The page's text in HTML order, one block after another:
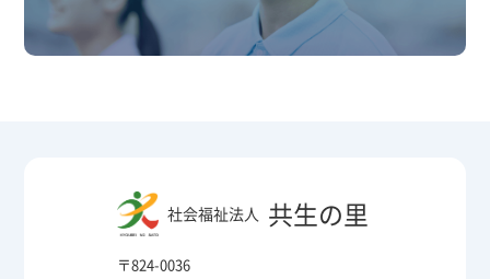
社会福祉法人 共生の里
〒824-0036